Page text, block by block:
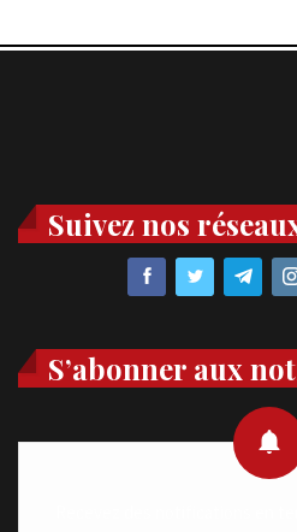
Suivez nos
S’abonner aux